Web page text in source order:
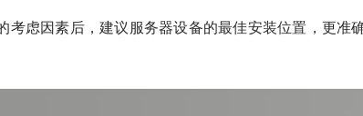
虑因素后，建议服务器设备的最佳安装位置，更